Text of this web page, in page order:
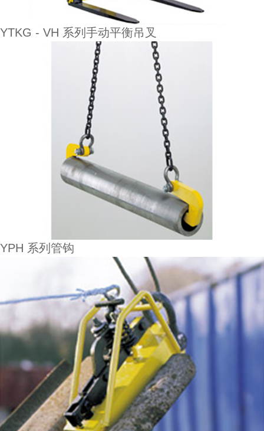
YTKG - VH 系列手动平衡吊叉
YPH 系列管钩